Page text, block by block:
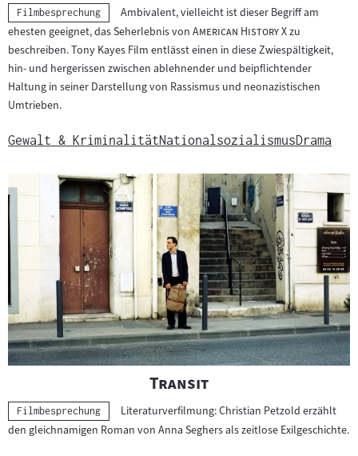
t
s
m
a
t
r
i
a
l
:
Kategorie:
Filmbesprechung
Ambivalent, vielleicht ist dieser Begriff am
ehesten geeignet, das Seherlebnis von "
American History X"zu
beschreiben. Tony Kayes Film entlässt einen in diese Zwiespältigkeit,
hin- und hergerissen zwischen ablehnender und beipflichtender
Haltung in seiner Darstellung von Rassismus und neonazistischen
Umtrieben.
Gewalt & KriminalitätNationalsozialismusDrama
"
Transit"
Kategorie:
Filmbesprechung
Literaturverfilmung: Christian Petzold erzählt
den gleichnamigen Roman von Anna Seghers als zeitlose Exilgeschichte.